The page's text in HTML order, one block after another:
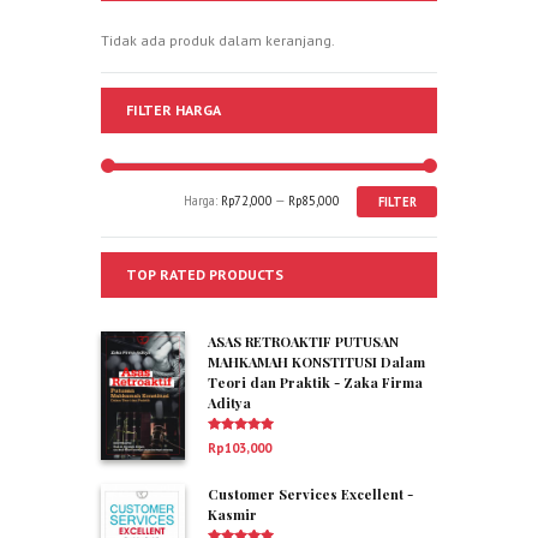
Tidak ada produk dalam keranjang.
FILTER HARGA
FILTER
Harga: Rp72,000 — Rp85,000
TOP RATED PRODUCTS
ASAS RETROAKTIF PUTUSAN
MAHKAMAH KONSTITUSI Dalam
Teori dan Praktik - Zaka Firma
Aditya
Dinilai 5.00
dari 5
Rp103,000
Customer Services Excellent -
Kasmir